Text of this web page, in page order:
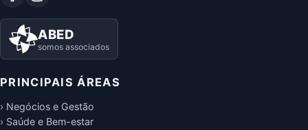
ABED
somos associados
PRINCIPAIS ÁREAS
› Negócios e Gestão
› Saúde e Bem-estar